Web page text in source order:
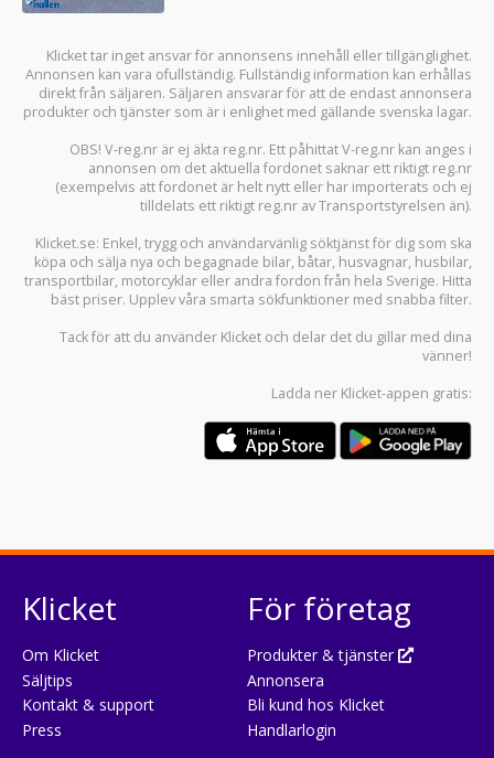
Klicket tar inget ansvar för annonsens innehåll eller tillgänglighet.
Annonsen kan vara ofullständig. Fullständig information kan erhållas
direkt från säljaren. Säljaren ansvarar för att de endast annonsera
produkter och tjänster som är i enlighet med gällande svenska lagar.
OBS! V-reg.nr är ej äkta reg.nr. Ett påhittat V-reg.nr kan anges i
annonsen om det aktuella fordonet saknar ett riktigt reg.nr
(exempelvis att fordonet är helt nytt eller har importerats och ej
tilldelats ett riktigt reg.nr av Transportstyrelsen än).
Klicket.se: Enkel, trygg och användarvänlig söktjänst för dig som ska
köpa och sälja nya och begagnade bilar, båtar, husvagnar, husbilar,
transportbilar, motorcyklar eller andra fordon från hela Sverige. Hitta
bäst priser. Upplev våra smarta sökfunktioner med snabba filter.
Tack för att du använder Klicket och delar det du gillar med dina
vänner!
Ladda ner Klicket-appen gratis:
Klicket
Om Klicket
Säljtips
Kontakt & support
Press
För företag
Produkter & tjänster
Annonsera
Bli kund hos Klicket
Handlarlogin